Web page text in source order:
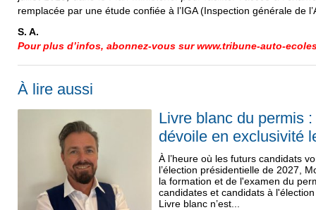
remplacée par une étude confiée à l’IGA (Inspection générale de
S. A.
Pour plus d’infos, abonnez-vous sur www.tribune-auto-
À lire aussi
Livre blanc du permis
dévoile en exclusivité
À l’heure où les futurs candidats
l’élection présidentielle de 2027,
la formation et de l'examen du
candidates et candidats à
Livre blanc n’est...